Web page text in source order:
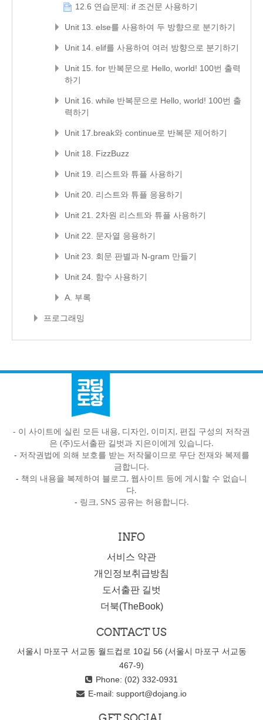
12.6 연습문제: if 조건문 사용하기
Unit 13. else를 사용하여 두 방향으로 분기하기
Unit 14. elif를 사용하여 여러 방향으로 분기하기
Unit 15. for 반복문으로 Hello, world! 100번 출력
하기
Unit 16. while 반복문으로 Hello, world! 100번 출
력하기
Unit 17.break와 continue로 반복문 제어하기
Unit 18. FizzBuzz
Unit 19. 리스트와 튜플 사용하기
Unit 20. 리스트와 튜플 응용하기
Unit 21. 2차원 리스트와 튜플 사용하기
Unit 22. 문자열 응용하기
Unit 23. 회문 판별과 N-gram 만들기
Unit 24. 함수 사용하기
A. 부록
프로그래밍
- 이 사이트에 실린 모든 내용, 디자인, 이미지, 편집 구성의 저작권
은 (주)도서출판 길벗과 지은이에게 있습니다.
- 저작권법에 의해 보호를 받는 저작물이므로 무단 전재와 복제를
금합니다.
- 책의 내용을 복제하여 블로그, 웹사이트 등에 게시할 수 없습니
다.
- 링크, SNS 공유는 허용합니다.
INFO
서비스 약관
개인정보취급방침
도서출판 길벗
더북(TheBook)
CONTACT US
서울시 마포구 서교동 월드컵로 10길 56 (서울시 마포구 서교동
467-9)
Phone: (02) 332-0931
E-mail: support@dojang.io